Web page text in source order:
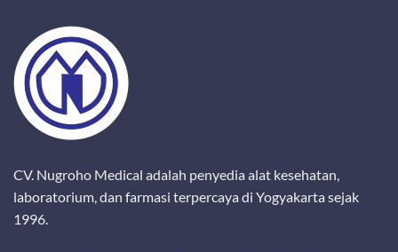
CV. Nugroho Medical adalah penyedia alat kesehatan,
laboratorium, dan farmasi terpercaya di Yogyakarta sejak
1996.